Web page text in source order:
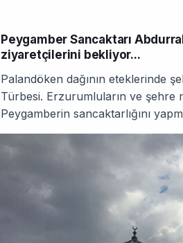
Peygamber Sancaktarı
ziyaretçilerini bekliyor...
Palandöken dağının eteklerinde
Türbesi. Erzurumluların ve şehre
Peygamberin sancaktarlığını